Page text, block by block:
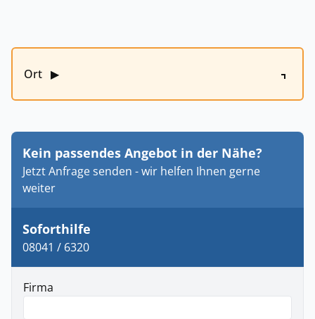
Ort ▶
Kein passendes Angebot in der Nähe?
Jetzt Anfrage senden - wir helfen Ihnen gerne
weiter
Soforthilfe
08041 / 6320
Firma